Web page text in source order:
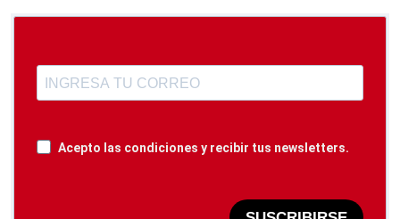
Acepto las condiciones y recibir tus newsletters.